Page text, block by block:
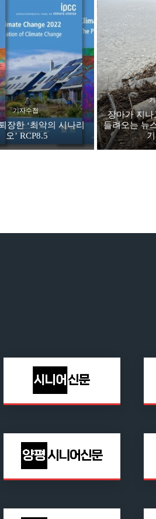
기자수첩
장한 ‘최악의 시나리
오’ RCP8.5
장마가 지
들려오는 뉴